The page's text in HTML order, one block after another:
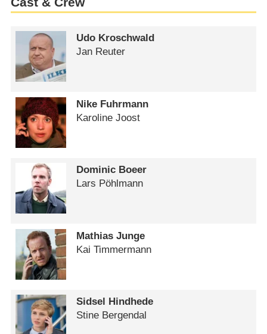
Udo Kroschwald
Jan Reuter
Nike Fuhrmann
Karoline Joost
Dominic Boeer
Lars Pöhlmann
Mathias Junge
Kai Timmermann
Sidsel Hindhede
Stine Bergendal